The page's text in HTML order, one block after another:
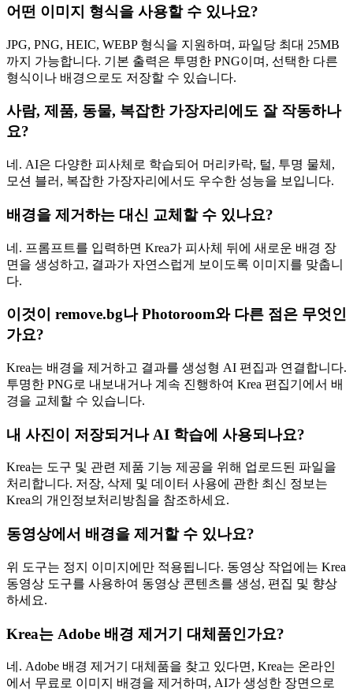
어떤 이미지 형식을 사용할 수 있나요?
JPG, PNG, HEIC, WEBP 형식을 지원하며, 파일당 최대 25MB
까지 가능합니다. 기본 출력은 투명한 PNG이며, 선택한 다른
형식이나 배경으로도 저장할 수 있습니다.
사람, 제품, 동물, 복잡한 가장자리에도 잘 작동하나
요?
네. AI은 다양한 피사체로 학습되어 머리카락, 털, 투명 물체,
모션 블러, 복잡한 가장자리에서도 우수한 성능을 보입니다.
배경을 제거하는 대신 교체할 수 있나요?
네. 프롬프트를 입력하면 Krea가 피사체 뒤에 새로운 배경 장
면을 생성하고, 결과가 자연스럽게 보이도록 이미지를 맞춥니
다.
이것이 remove.bg나 Photoroom와 다른 점은 무엇인
가요?
Krea는 배경을 제거하고 결과를 생성형 AI 편집과 연결합니다.
투명한 PNG로 내보내거나 계속 진행하여 Krea 편집기에서 배
경을 교체할 수 있습니다.
내 사진이 저장되거나 AI 학습에 사용되나요?
Krea는 도구 및 관련 제품 기능 제공을 위해 업로드된 파일을
처리합니다. 저장, 삭제 및 데이터 사용에 관한 최신 정보는
Krea의 개인정보처리방침을 참조하세요.
동영상에서 배경을 제거할 수 있나요?
위 도구는 정지 이미지에만 적용됩니다. 동영상 작업에는 Krea
동영상 도구를 사용하여 동영상 콘텐츠를 생성, 편집 및 향상
하세요.
Krea는 Adobe 배경 제거기 대체품인가요?
네. Adobe 배경 제거기 대체품을 찾고 있다면, Krea는 온라인
에서 무료로 이미지 배경을 제거하며, AI가 생성한 장면으로